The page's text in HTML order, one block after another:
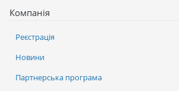
Компанія
Реєстрація
Новини
Партнерська програма